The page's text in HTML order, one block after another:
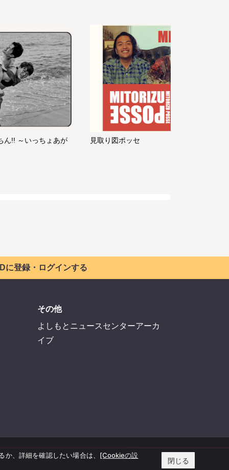
ん!! ～いっちょあが
見取り図ポッセ
に登録・ログインする
その他
よしもとニュースセンターアーカ
イブ
、詳細を確認したい場合は、 [Cookieの設
閉じる